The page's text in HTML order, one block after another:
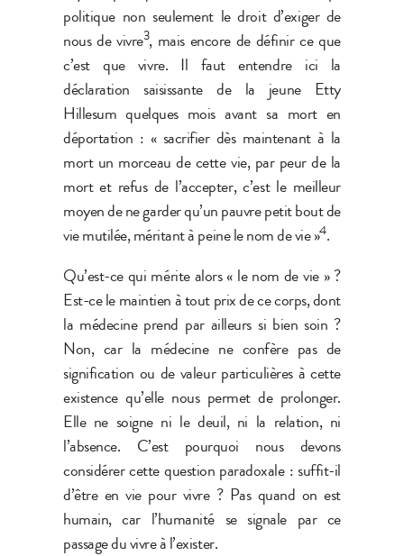
politique non seulement le droit d’exiger de
nous de vivre3, mais encore de définir ce que
c’est que vivre. Il faut entendre ici la
déclaration saisissante de la jeune Etty
Hillesum quelques mois avant sa mort en
déportation : « sacrifier dès maintenant à la
mort un morceau de cette vie, par peur de la
mort et refus de l’accepter, c’est le meilleur
moyen de ne garder qu’un pauvre petit bout de
vie mutilée, méritant à peine le nom de vie »4.
Qu’est-ce qui mérite alors « le nom de vie » ?
Est-ce le maintien à tout prix de ce corps, dont
la médecine prend par ailleurs si bien soin ?
Non, car la médecine ne confère pas de
signification ou de valeur particulières à cette
existence qu’elle nous permet de prolonger.
Elle ne soigne ni le deuil, ni la relation, ni
l’absence. C’est pourquoi nous devons
considérer cette question paradoxale : suffit-il
d’être en vie pour vivre ? Pas quand on est
humain, car l’humanité se signale par ce
passage du vivre à l’exister.